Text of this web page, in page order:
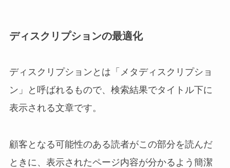
ディスクリプションの最適化
ディスクリプションとは「メタディスクリプショ
ン」と呼ばれるもので、検索結果でタイトル下に
表示される文章です。
顧客となる可能性のある読者がこの部分を読んだ
ときに、表示されたページ内容が分かるよう簡潔